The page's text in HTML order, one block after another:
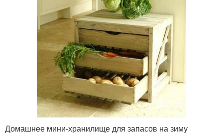
Домашнее мини-хранилище для запасов на зиму